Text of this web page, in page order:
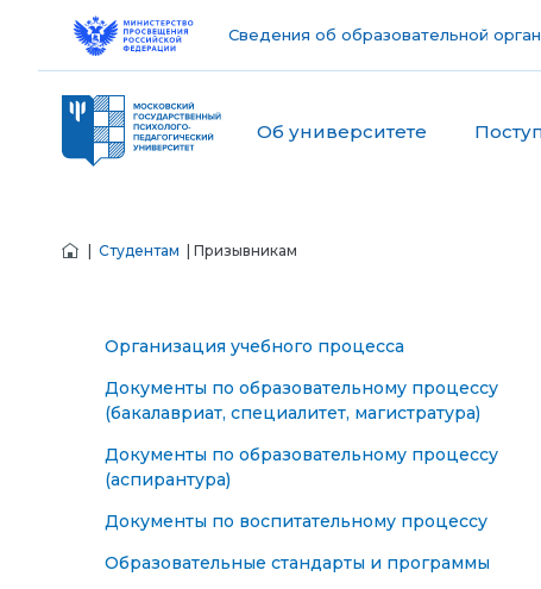
Сведения об образовательной
Об университете
Студентам | Призывникам
Организация учебного процесса
Документы по образовательному процессу
(бакалавриат, специалитет, магистратура)
Документы по образовательному процессу
(аспирантура)
Документы по воспитательному процессу
Образовательные стандарты и программы